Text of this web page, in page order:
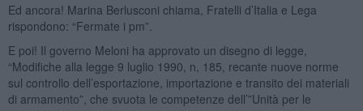
Ed ancora! Marina Berlusconi chiama, Fratelli d’Italia e Lega
rispondono: “Fermate i pm”.
E poi! Il governo Meloni ha approvato un disegno di legge,
“Modifiche alla legge 9 luglio 1990, n, 185, recante nuove norme
sul controllo dell’esportazione, importazione e transito dei materiali
di armamento”, che svuota le competenze dell’”Unità per le